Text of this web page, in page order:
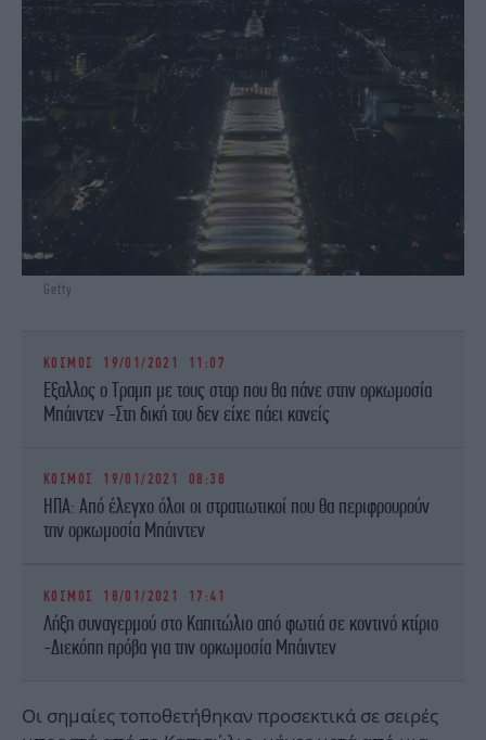
Getty
ΚΟΣΜΟΣ 19/01/2021 11:07
Εξαλλος ο Τραμπ με τους σταρ που θα πάνε στην ορκωμοσία
Μπάιντεν -Στη δική του δεν είχε πάει κανείς
ΚΟΣΜΟΣ 19/01/2021 08:38
ΗΠΑ: Από έλεγχο όλοι οι στρατιωτικοί που θα περιφρουρούν
την ορκωμοσία Μπάιντεν
ΚΟΣΜΟΣ 18/01/2021 17:41
Λήξη συναγερμού στο Καπιτώλιο από φωτιά σε κοντινό κτίριο
-Διεκόπη πρόβα για την ορκωμοσία Μπάιντεν
Οι σημαίες τοποθετήθηκαν προσεκτικά σε σειρές